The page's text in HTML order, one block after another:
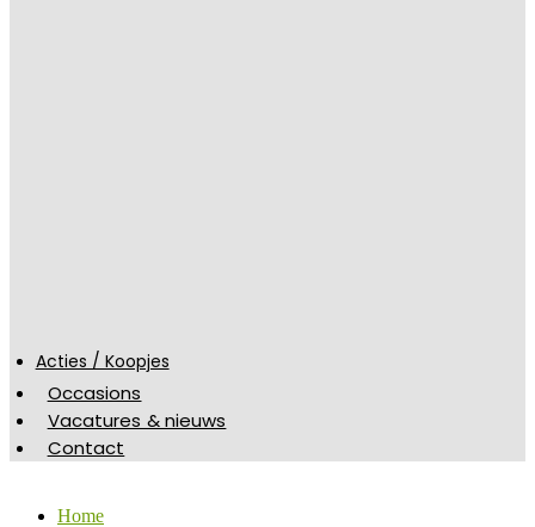
Acties / Koopjes
Occasions
Vacatures & nieuws
Contact
Home